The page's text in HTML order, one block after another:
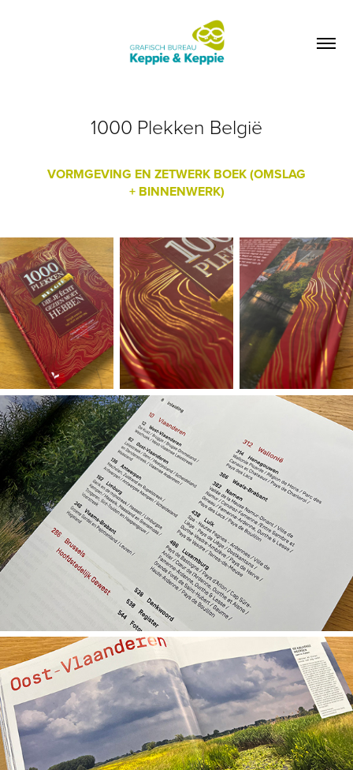
1000 Plekken België
VORMGEVING EN ZETWERK BOEK (OMSLAG
+ BINNENWERK)